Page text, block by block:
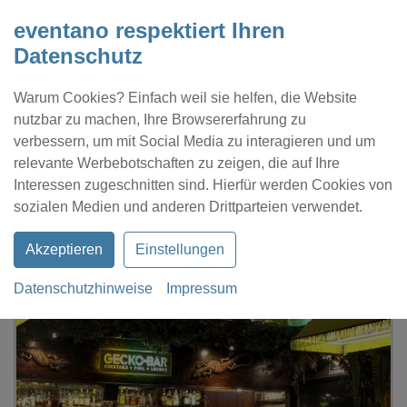
eventano respektiert Ihren
Datenschutz
Warum Cookies? Einfach weil sie helfen, die Website
nutzbar zu machen, Ihre Browsererfahrung zu
verbessern, um mit Social Media zu interagieren und um
relevante Werbebotschaften zu zeigen, die auf Ihre
Interessen zugeschnitten sind. Hierfür werden Cookies von
sozialen Medien und anderen Drittparteien verwendet.
Akzeptieren Einstellungen
Datenschutzhinweise Impressum
Kontakt Location eintragen Profil
Gecko-Bar Hamburg